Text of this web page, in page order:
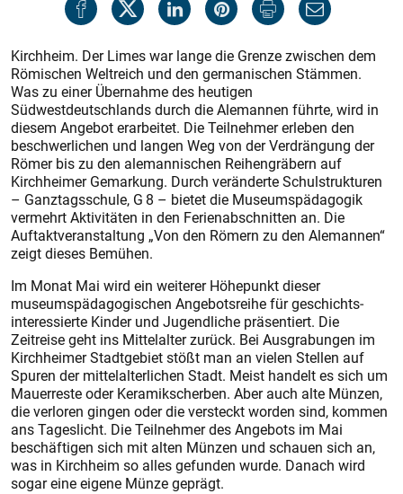
Kirchheim. Der Limes war lange die Grenze zwischen dem
Römischen Weltreich und den germanischen Stämmen.
Was zu einer Übernahme des heutigen
Südwestdeutschlands durch die Alemannen führte, wird in
diesem Angebot erarbeitet. Die Teilnehmer erleben den
beschwerlichen und langen Weg von der Verdrängung der
Römer bis zu den alemannischen Reihengräbern auf
Kirchheimer Gemarkung. Durch veränderte Schulstrukturen
– Ganztagsschule, G 8 – bietet die Museumspädagogik
vermehrt Aktivitäten in den Ferienabschnitten an. Die
Auftaktveranstaltung „Von den Römern zu den Alemannen“
zeigt dieses Bemühen.
Im Monat Mai wird ein weiterer Höhepunkt dieser
museumspädagogischen Angebotsreihe für geschichts­
interessierte Kinder und Jugendliche präsentiert. Die
Zeitreise geht ins Mittelalter zurück. Bei Ausgrabungen im
Kirchheimer Stadtgebiet stößt man an vielen Stellen auf
Spuren der mittelalterlichen Stadt. Meist handelt es sich um
Mauerreste oder Keramikscherben. Aber auch alte Münzen,
die verloren gingen oder die versteckt worden sind, kommen
ans Tageslicht. Die Teilnehmer des Angebots im Mai
beschäftigen sich mit alten Münzen und schauen sich an,
was in Kirchheim so alles gefunden wurde. Danach wird
sogar eine eigene Münze geprägt.